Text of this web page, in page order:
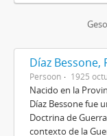
Díaz Bessone,
Persoon 1925
Nacido en la
Díaz Bessone fue
Doctrina de
contexto de la